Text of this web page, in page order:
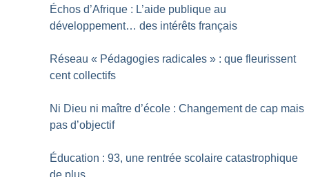
Échos d’Afrique : L’aide publique au
développement… des intérêts français
Réseau « Pédagogies radicales » : que fleurissent
cent collectifs
Ni Dieu ni maître d’école : Changement de cap mais
pas d’objectif
Éducation : 93, une rentrée scolaire catastrophique
de plus